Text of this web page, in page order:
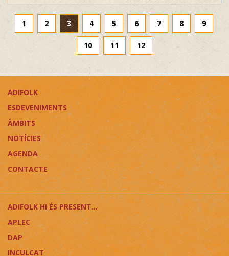
1 2 3 4 5 6 7 8 9
10 11 12
ADIFOLK
ESDEVENIMENTS
ÀMBITS
NOTÍCIES
AGENDA
CONTACTE
ADIFOLK HI ÉS PRESENT...
APLEC
DAP
INCULCAT